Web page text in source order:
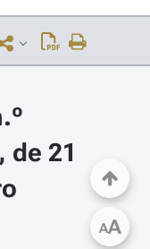
de 21
AA